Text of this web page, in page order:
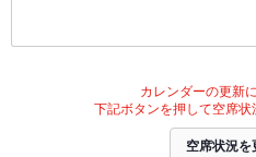
カレンダーの更新
下記ボタンを押して空席状
空席状況を